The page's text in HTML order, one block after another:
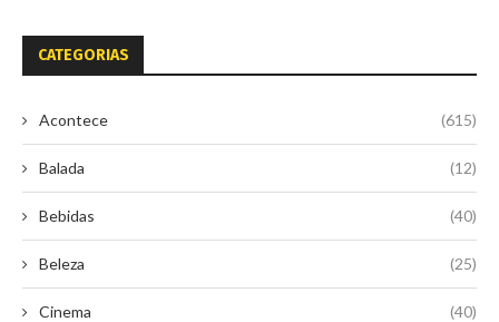
CATEGORIAS
Acontece (615)
Balada (12)
Bebidas (40)
Beleza (25)
Cinema (40)